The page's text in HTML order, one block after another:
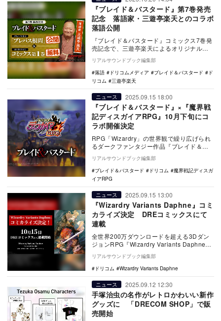
『ブレイド＆バスタード』第7巻発売
記念 落語家・三遊亭楽天とのコラボ
『ブレイド＆バスタード』コミックス7巻発
売記念で、三遊亭楽天によるオリジナル落
語『ブレバス根問』がYouTubeで公開され
た。
リアルサウンドブック編集部
落語
ドリコムメディア ブレイド＆バスタード
ド
リコム
三遊亭楽天
ニュース 2025.09.15 18:00
『ブレイド＆バスタード』×『魔界戦
記ディスガイアRPG』10月下旬にコ
ラボ開催決定
RPG「Wizardry」の世界観で繰り広げられ
るダークファンタジー作品『ブレイド＆バ
スタード』とゲーム『魔界戦記ディスガイ
アR…
リアルサウンドブック編集部
ブレイド＆バスタード
ドリコム
魔界戦記ディスガ
イアRPG
ニュース 2025.09.15 13:00
『Wizardry Variants Daphne』コミ
カライズ決定 DREコミックスにて
連載
全世界200万ダウンロードを超える3Dダン
ジョンRPG『Wizardry Variants Daphne』
のコミカライズ版『Wi…
リアルサウンドブック編集部
ドリコム
Wizardry Variants Daphne
ニュース 2025.09.12 12:30
手塚治虫の名作がレトロかわいい新作
グッズに 「DRECOM SHOP」で販
売開始